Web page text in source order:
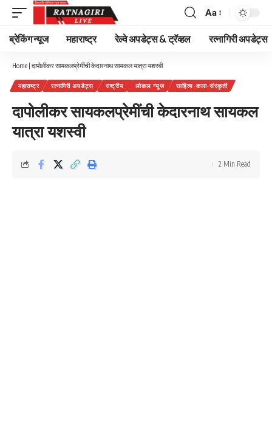
Font
Resizer
Aa
ब्रेकिंग न्यूज महाराष्ट्र रेल्वे अपडेट्स & ट्रॅव्हल रत्नागिरी अपडेट्स
Home | दापोलीकर सायकलप्रेमींची केदारनाथ सायकल यात्रा यशस्वी
महाराष्ट्र रत्नागिरी अपडेट्स राष्ट्रीय लोकल न्यूज साहित्य-कला-संस्कृती
दापोलीकर सायकलप्रेमींची केदारनाथ सायकल
यात्रा यशस्वी
2 Min Read